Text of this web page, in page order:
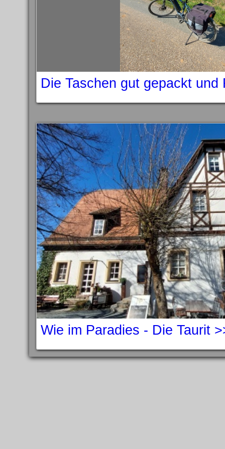
Die Taschen gut gepackt und
Wie im Paradies - Die Taurit